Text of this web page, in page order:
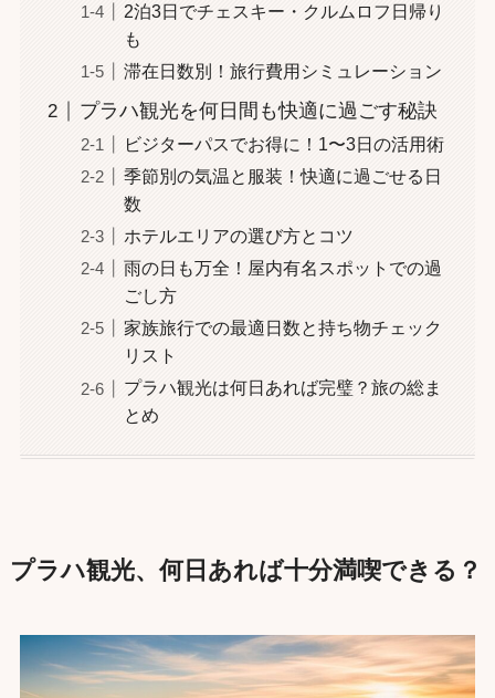
2泊3日でチェスキー・クルムロフ日帰り
も
滞在日数別！旅行費用シミュレーション
プラハ観光を何日間も快適に過ごす秘訣
ビジターパスでお得に！1〜3日の活用術
季節別の気温と服装！快適に過ごせる日
数
ホテルエリアの選び方とコツ
雨の日も万全！屋内有名スポットでの過
ごし方
家族旅行での最適日数と持ち物チェック
リスト
プラハ観光は何日あれば完璧？旅の総ま
とめ
プラハ観光、何日あれば十分満喫できる？